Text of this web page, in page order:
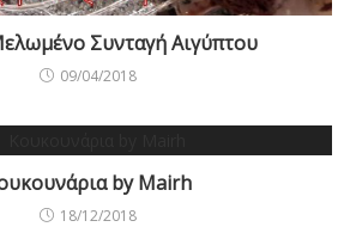
Συνταγή Αιγύπτου
09/04/2018
by Mairh
18/12/2018